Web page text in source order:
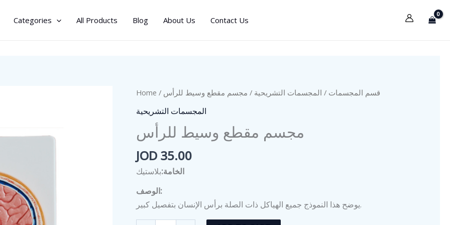
Categories All Products Blog About Us Contact Us
Home / قسم المجسمات / المجسمات التشريحية / مجسم مقطع وسيط للرأس
المجسمات التشريحية
مجسم مقطع وسيط للرأس
JOD 35.00
الخامة:بلاستيك
الوصف:
يوضح هذا النموذج جميع الهياكل ذات الصلة برأس الإنسان بتفصيل كبير.